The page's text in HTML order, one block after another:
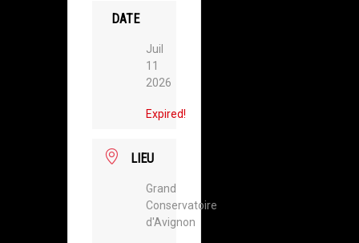
DATE
Juil
11
2026
Expired!
LIEU
Grand
Conservatoire
d'Avignon